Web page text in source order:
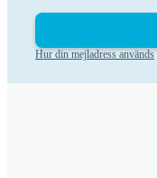
Hur din mejladress används